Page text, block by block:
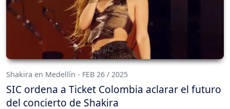
Shakira en Medellín - FEB 26 / 2025
SIC ordena a Ticket Colombia aclarar el futuro
del concierto de Shakira